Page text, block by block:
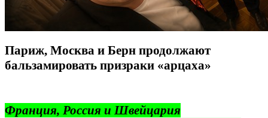
Париж, Москва и Берн продолжают
бальзамировать призраки «арцаха»
Франция, Россия и Швейцария